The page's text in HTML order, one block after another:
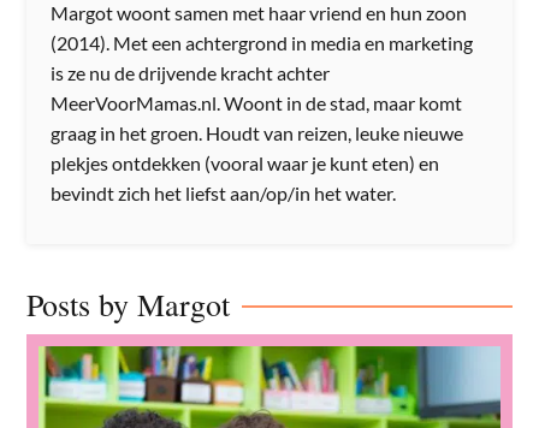
Margot woont samen met haar vriend en hun zoon
(2014). Met een achtergrond in media en marketing
is ze nu de drijvende kracht achter
MeerVoorMamas.nl. Woont in de stad, maar komt
graag in het groen. Houdt van reizen, leuke nieuwe
plekjes ontdekken (vooral waar je kunt eten) en
bevindt zich het liefst aan/op/in het water.
Posts by Margot